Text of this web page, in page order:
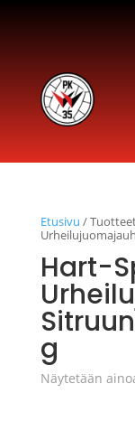
Etusivu /
Hart-
g
Näytetään